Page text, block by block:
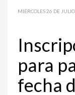
MIÉRCOLES 26 DE
para
fecha